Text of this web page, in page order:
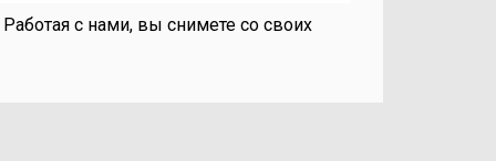
с нами, вы снимете со своих